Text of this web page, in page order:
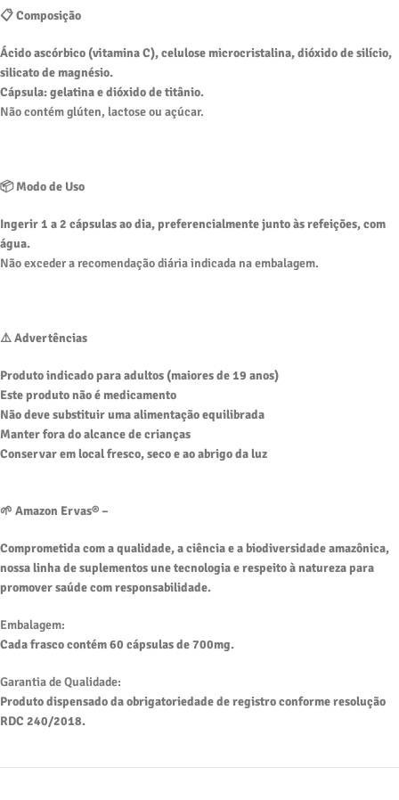
📋 Composição
Ácido ascórbico (vitamina C), celulose microcristalina, dióxido de silício,
silicato de magnésio.
Cápsula: gelatina e dióxido de titânio.
Não contém glúten, lactose ou açúcar.
📦 Modo de Uso
Ingerir 1 a 2 cápsulas ao dia, preferencialmente junto às refeições, com
água.
Não exceder a recomendação diária indicada na embalagem.
⚠️ Advertências
Produto indicado para adultos (maiores de 19 anos)
Este produto não é medicamento
Não deve substituir uma alimentação equilibrada
Manter fora do alcance de crianças
Conservar em local fresco, seco e ao abrigo da luz
🌱 Amazon Ervas® –
Comprometida com a qualidade, a ciência e a biodiversidade amazônica,
nossa linha de suplementos une tecnologia e respeito à natureza para
promover saúde com responsabilidade.
Embalagem:
Cada frasco contém 60 cápsulas de 700mg.
Garantia de Qualidade:
Produto dispensado da obrigatoriedade de registro conforme resolução
RDC 240/2018.